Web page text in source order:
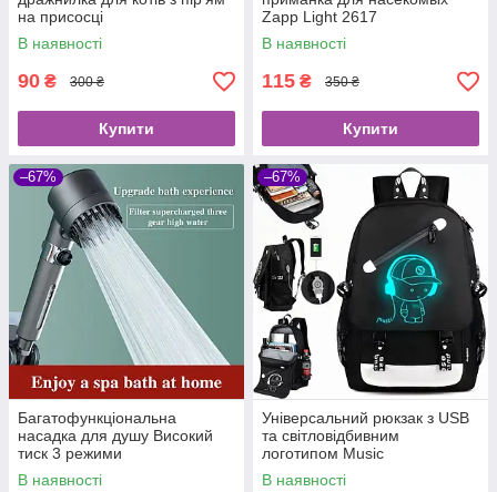
на присосці
В наявності
90 ₴ 300 ₴
Купити
Zapp Light 2617
уничтожитель насекомых
В наявності
115 ₴ 350 ₴
Купити
–67%
Багатофункціональна
насадка для душу Високий
тиск 3 режими
В наявності
–67%
Універсальний рюкзак з USB
та світловідбивним
логотипом Music
В наявності